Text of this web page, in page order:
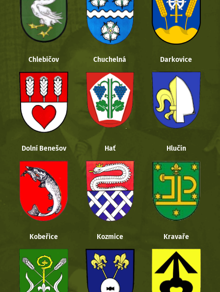
Chlebičov Chuchelná Darkovice
Dolní Benešov Hať Hlučín
Kobeřice Kozmice Kravaře